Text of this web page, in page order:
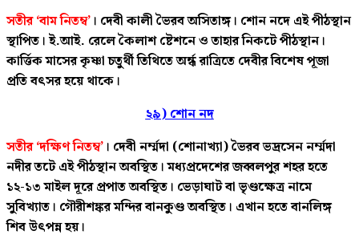
সতীর ‘বাম নিতম্ব’ । দেবী কালী ভৈরব অসিতাঙ্গ। শোন নদে এই পীঠস্থান
স্থাপিত। ই.আই. রেলে কৈলাশ ষ্টেশনে ও তাহার নিকটে পীঠস্থান।
কার্ত্তিক মাসের কৃষ্ণা চতুর্থী তিথিতে অর্ন্ধ রাত্রিতে দেবীর বিশেষ পূজা
প্রতি বৎসর হয়ে থাকে।
২৯) শোন নদ
সতীর ‘দক্ষিণ নিতম্ব’ । দেবী নর্ম্মদা (শোনাখ্যা) ভৈরব ভদ্রসেন নর্ম্মদা
নদীর তটে এই পীঠস্থান অবস্থিত। মধ্যপ্রদেশের জব্বলপুর শহর হতে
১২-১৩ মাইল দূরে প্রপাত অবস্থিত। ভেড়াঘাট বা ভৃণ্ডক্ষেত্র নামে
সুবিখ্যাত। গৌরীশঙ্কর মন্দির বানকুণ্ড অবস্থিত। এখান হতে বানলিঙ্গ
শিব উৎপন্ন হয়।